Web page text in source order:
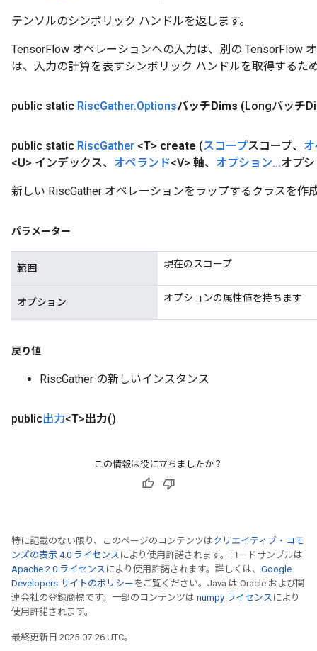
テンソルのシンボリック ハンドルを返します。
TensorFlow オペレーションへの入力は、別の TensorFlow
は、入力の計算を表すシンボリック ハンドルを取得するた
public static RiscGather.OptionsバッチDims (Longバッチ
public static RiscGather <T> create (スコープスコープ、
<U> インデックス、 オペランド<V> 軸、 オプション...オプ
新しい RiscGather オペレーションをラップするクラスを作
パラメーター
範囲 現在のスコープ
オプション オプションの属性値を持ちます
戻り値
RiscGather の新しいインスタンス
public出力<T>出力()
この情報は役に立ちましたか？
特に記載のない限り、このページのコンテンツはクリエイティブ・コモ
ンズの表示 4.0 ライセンス により使用許諾されます。コードサンプルは
Apache 2.0 ライセンス により使用許諾されます。詳しくは、 Google
Developers サイトのポリシー をご覧ください。Java は Oracle および関
連会社の登録商標です。一部のコンテンツは numpy ライセンス により
使用許諾されます。
最終更新日 2025-07-26 UTC。